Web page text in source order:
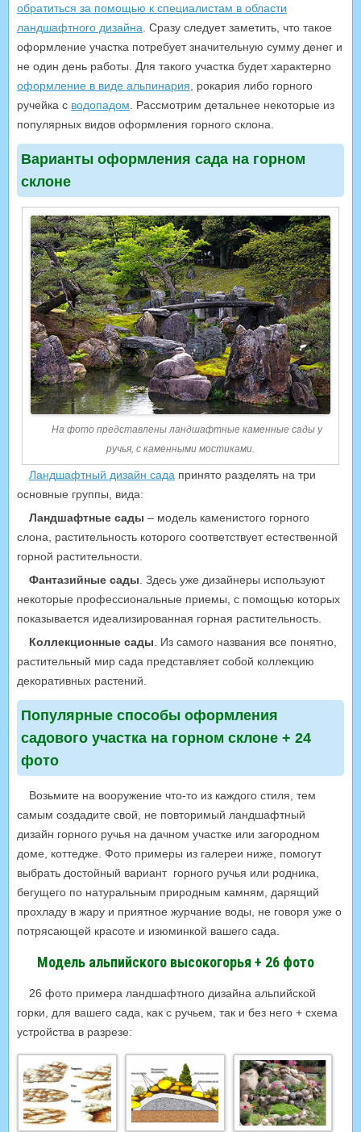
обратиться за помощью к специалистам в области
ландшафтного дизайна . Сразу следует заметить, что такое
оформление участка потребует значительную сумму денег и
не один день работы. Для такого участка будет характерно
оформление в виде альпинария , рокария либо горного
ручейка с водопадом . Рассмотрим детальнее некоторые из
популярных видов оформления горного склона.
Варианты оформления сада на горном
склоне
На фото представлены ландшафтные каменные сады у
ручья, с каменными мостиками.
Ландшафтный дизайн сада принято разделять на три
основные группы, вида:
Ландшафтные сады – модель каменистого горного
слона, растительность которого соответствует естественной
горной растительности.
Фантазийные сады . Здесь уже дизайнеры используют
некоторые профессиональные приемы, с помощью которых
показывается идеализированная горная растительность.
Коллекционные сады . Из самого названия все понятно,
растительный мир сада представляет собой коллекцию
декоративных растений.
Популярные способы оформления
садового участка на горном склоне + 24
фото
Возьмите на вооружение что-то из каждого стиля, тем
самым создадите свой, не повторимый ландшафтный
дизайн горного ручья на дачном участке или загородном
доме, коттедже. Фото примеры из галереи ниже, помогут
выбрать достойный вариант горного ручья или родника,
бегущего по натуральным природным камням, дарящий
прохладу в жару и приятное журчание воды, не говоря уже о
потрясающей красоте и изюминкой вашего сада.
Модель альпийского высокогорья + 26 фото
26 фото примера ландшафтного дизайна альпийской
горки, для вашего сада, как с ручьем, так и без него + схема
устройства в разрезе: